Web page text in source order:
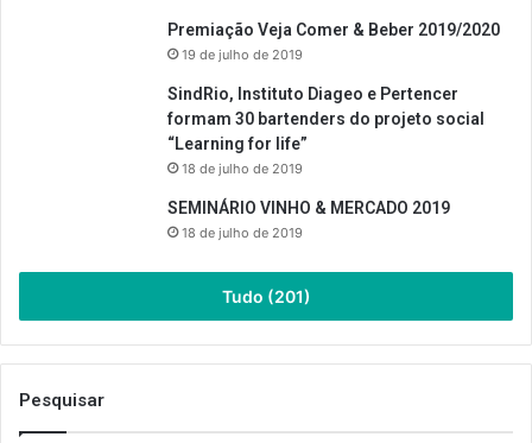
Premiação Veja Comer & Beber 2019/2020
19 de julho de 2019
SindRio, Instituto Diageo e Pertencer
formam 30 bartenders do projeto social
“Learning for life”
18 de julho de 2019
SEMINÁRIO VINHO & MERCADO 2019
18 de julho de 2019
Tudo (201)
Pesquisar